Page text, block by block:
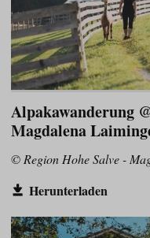
Alpakawanderung
Magdalena
© Region Hohe Salve -
Herunterladen